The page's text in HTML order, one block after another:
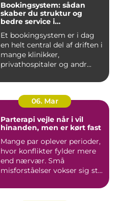
Bookingsystem: sådan
skaber du struktur og
bedre service i
Et bookingsystem er i dag
en helt central del af driften i
mange klinikker,
privathospitaler og andr...
06. Mar
Parterapi vejle når i vil
hinanden, men er kørt fast
Mange par oplever perioder,
hvor konflikter fylder mere
end nærvær. Små
misforståelser vokser sig st...